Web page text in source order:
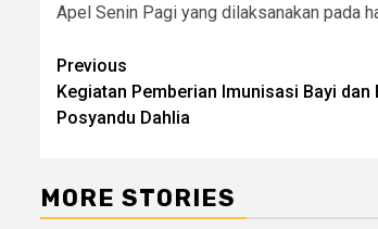
Apel Senin Pagi yang dilaksanakan pada
Continue
Reading
Previous
Kegiatan Pemberian Imunisasi Bayi dan
Posyandu Dahlia
MORE STORIES